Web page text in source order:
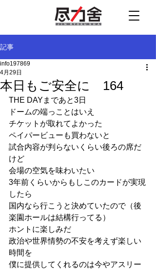
記事
本日もご安全に 164
info197869
4月29日
THE DAYまであと3日
ドームの端っことはいえ
チケットが取れてよかった
ペイパービューも買わないと
試合内容が判らないくらい後ろの席だ
けど
会場の空気を味わいたい
3年前くらいからもしこのカードが実現
したら
国内なら行こうと決めていたので（後
楽園ホールは結構行ってる）
ホントに楽しみだ
政治や世界情勢の不安を考えず楽しい
時間を
僕に提供してくれるのは今やアスリー